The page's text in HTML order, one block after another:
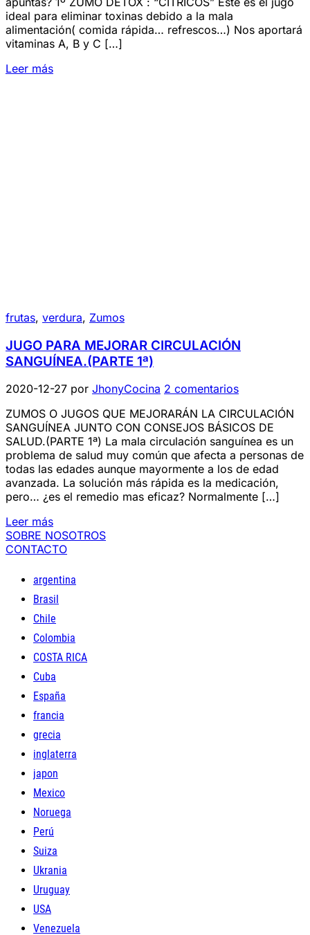
ideal para eliminar toxinas debido a la mala
alimentación( comida rápida… refrescos…) Nos aportará
vitaminas A, B y C […]
Leer más
frutas, verdura, Zumos
JUGO PARA MEJORAR CIRCULACIÓN
SANGUÍNEA.(PARTE 1ª)
2020-12-27 por JhonyCocina 2 comentarios
ZUMOS O JUGOS QUE MEJORARÁN LA CIRCULACIÓN
SANGUÍNEA JUNTO CON CONSEJOS BÁSICOS DE
SALUD.(PARTE 1ª) La mala circulación sanguínea es un
problema de salud muy común que afecta a personas de
todas las edades aunque mayormente a los de edad
avanzada. La solución más rápida es la medicación,
pero… ¿es el remedio mas eficaz? Normalmente […]
Leer más
SOBRE NOSOTROS
CONTACTO
argentina
Brasil
Chile
Colombia
COSTA RICA
Cuba
España
francia
grecia
inglaterra
japon
Mexico
Noruega
Perú
Suiza
Ukrania
Uruguay
USA
Venezuela